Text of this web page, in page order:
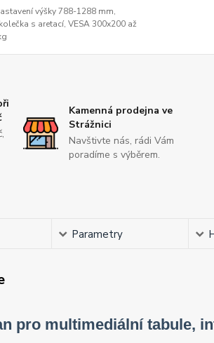
výšky 788-1288 mm,
s aretací, VESA 300x200 až
Kamenná prodejna ve
Strážnici
Navštivte nás, rádi Vám
poradíme s výběrem.
Parametry
pro multimediální tabule,